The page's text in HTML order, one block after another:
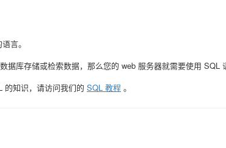
言。
据库存储或检索数据，那么您的 web 服务器就需要使用 SQL
的知识，请访问我们的 SQL 教程 。